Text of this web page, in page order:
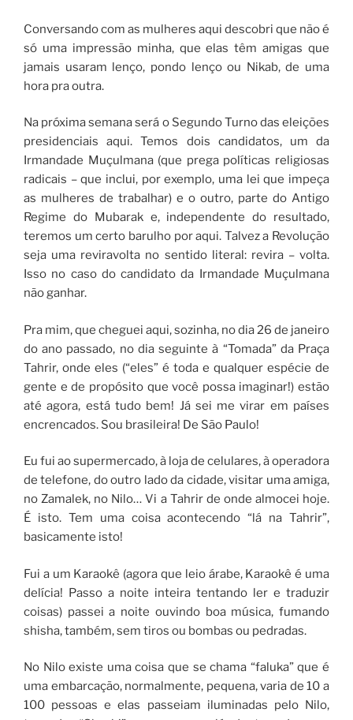
Conversando com as mulheres aqui descobri que não é
só uma impressão minha, que elas têm amigas que
jamais usaram lenço, pondo lenço ou Nikab, de uma
hora pra outra.
Na próxima semana será o Segundo Turno das eleições
presidenciais aqui. Temos dois candidatos, um da
Irmandade Muçulmana (que prega políticas religiosas
radicais – que inclui, por exemplo, uma lei que impeça
as mulheres de trabalhar) e o outro, parte do Antigo
Regime do Mubarak e, independente do resultado,
teremos um certo barulho por aqui. Talvez a Revolução
seja uma reviravolta no sentido literal: revira – volta.
Isso no caso do candidato da Irmandade Muçulmana
não ganhar.
Pra mim, que cheguei aqui, sozinha, no dia 26 de janeiro
do ano passado, no dia seguinte à “Tomada” da Praça
Tahrir, onde eles (“eles” é toda e qualquer espécie de
gente e de propósito que você possa imaginar!) estão
até agora, está tudo bem! Já sei me virar em países
encrencados. Sou brasileira! De São Paulo!
Eu fui ao supermercado, à loja de celulares, à operadora
de telefone, do outro lado da cidade, visitar uma amiga,
no Zamalek, no Nilo… Vi a Tahrir de onde almocei hoje.
É isto. Tem uma coisa acontecendo “lá na Tahrir”,
basicamente isto!
Fui a um Karaokê (agora que leio árabe, Karaokê é uma
delícia! Passo a noite inteira tentando ler e traduzir
coisas) passei a noite ouvindo boa música, fumando
shisha, também, sem tiros ou bombas ou pedradas.
No Nilo existe uma coisa que se chama “faluka” que é
uma embarcação, normalmente, pequena, varia de 10 a
100 pessoas e elas passeiam iluminadas pelo Nilo,